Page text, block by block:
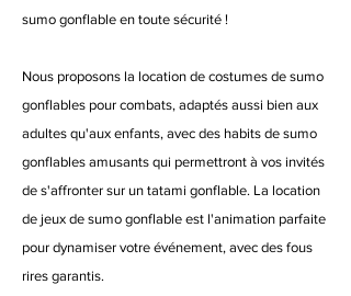
sumo gonflable en toute sécurité !
Nous proposons la location de costumes de sumo
gonflables pour combats, adaptés aussi bien aux
adultes qu'aux enfants, avec des habits de sumo
gonflables amusants qui permettront à vos invités
de s'affronter sur un tatami gonflable. La location
de jeux de sumo gonflable est l'animation parfaite
pour dynamiser votre événement, avec des fous
rires garantis.